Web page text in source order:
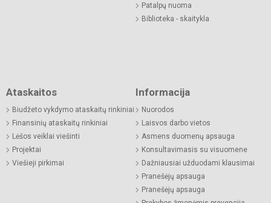
Patalpų nuoma
Biblioteka - skaitykla
Ataskaitos
Biudžeto vykdymo ataskaitų rinkiniai
Finansinių ataskaitų rinkiniai
Lėšos veiklai viešinti
Projektai
Viešieji pirkimai
Informacija
Nuorodos
Laisvos darbo vietos
Asmens duomenų apsauga
Konsultavimasis su visuomene
Dažniausiai užduodami klausimai
Pranešėjų apsauga
Pranešėjų apsauga